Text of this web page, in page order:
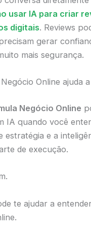
usar IA para criar
digitais. Reviews
gerar
mais segurança.
Online ajuda
Negócio Online
IA quando você
estratégia e a
de execução.
te ajudar a